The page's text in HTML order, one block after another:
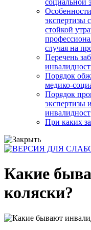
экспертизы
стойкой
случая на
Перечень
Порядок
медико-
Порядок
экспертизы
инвалидност
При каких
Какие
коляски?